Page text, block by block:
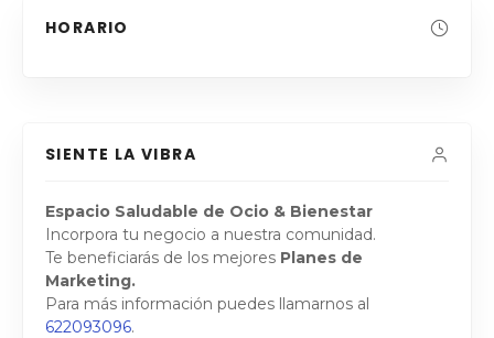
HORARIO
SIENTE LA VIBRA
Espacio Saludable de Ocio & Bienestar
Incorpora tu negocio a nuestra comunidad.
Te beneficiarás de los mejores Planes de
Marketing.
Para más información puedes llamarnos al
622093096.